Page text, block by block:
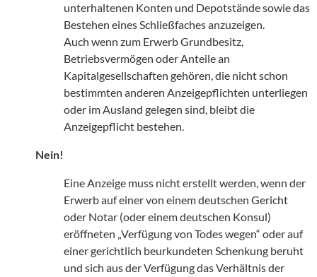
unterhaltenen Konten und Depotstände sowie das
Bestehen eines Schließfaches anzuzeigen.
Auch wenn zum Erwerb Grundbesitz,
Betriebsvermögen oder Anteile an
Kapitalgesellschaften gehören, die nicht schon
bestimmten anderen Anzeigepflichten unterliegen
oder im Ausland gelegen sind, bleibt die
Anzeigepflicht bestehen.
Nein!
Eine Anzeige muss nicht erstellt werden, wenn der
Erwerb auf einer von einem deutschen Gericht
oder Notar (oder einem deutschen Konsul)
eröffneten „Verfügung von Todes wegen“ oder auf
einer gerichtlich beurkundeten Schenkung beruht
und sich aus der Verfügung das Verhältnis der